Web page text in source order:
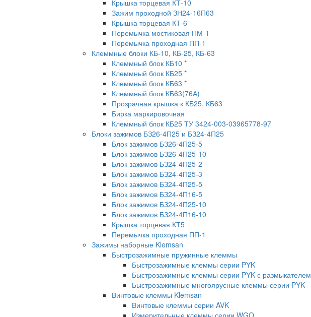
Крышка торцевая КТ-10
Зажим проходной ЗН24-16П63
Крышка торцевая КТ-6
Перемычка мостиковая ПМ-1
Перемычка проходная ПП-1
Клеммные блоки КБ-10, КБ-25, КБ-63
Клеммный блок КБ10 *
Клеммный блок КБ25 *
Клеммный блок КБ63 *
Клеммный блок КБ63(76А)
Прозрачная крышка к КБ25, КБ63
Бирка маркировочная
Клеммный блок КБ25 ТУ 3424-003-03965778-97
Блоки зажимов БЗ26-4П25 и БЗ24-4П25
Блок зажимов БЗ26-4П25-5
Блок зажимов БЗ26-4П25-10
Блок зажимов БЗ24-4П25-2
Блок зажимов БЗ24-4П25-3
Блок зажимов БЗ24-4П25-5
Блок зажимов БЗ24-4П16-5
Блок зажимов БЗ24-4П25-10
Блок зажимов БЗ24-4П16-10
Крышка торцевая КТ5
Перемычка проходная ПП-1
Зажимы наборные Klemsan
Быстрозажимные пружинные клеммы
Быстрозажимные клеммы серии PYK
Быстрозажимные клеммы серии PYK с размыкателем
Быстрозажимные многоярусные клеммы серии PYK
Винтовые клеммы Klemsan
Винтовые клеммы серии AVK